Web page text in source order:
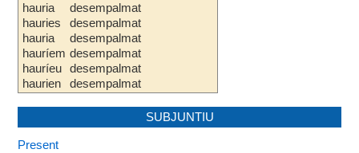
hauria
hauries
hauria
hauríem
hauríeu
haurien
desempalmat
desempalmat
desempalmat
desempalmat
desempalmat
desempalmat
SUBJUNTIU
Present